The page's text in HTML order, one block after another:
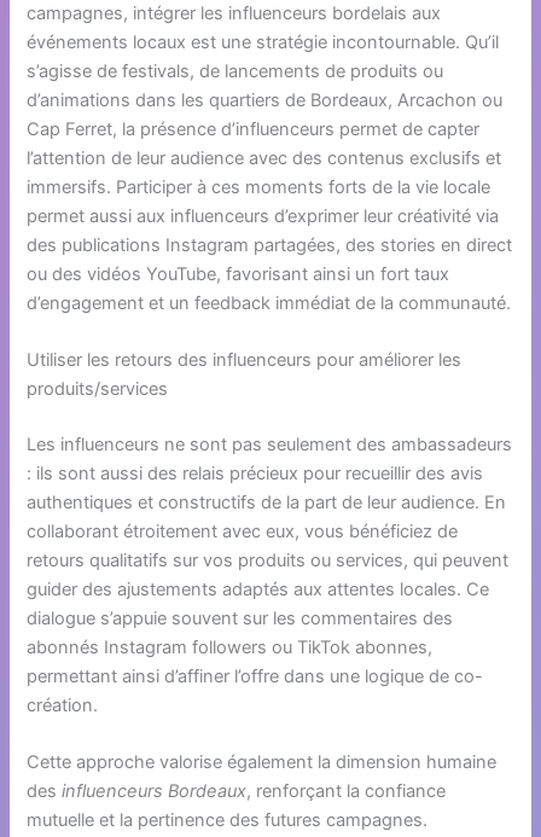
campagnes, intégrer les influenceurs bordelais aux
événements locaux est une stratégie incontournable. Qu’il
s’agisse de festivals, de lancements de produits ou
d’animations dans les quartiers de Bordeaux, Arcachon ou
Cap Ferret, la présence d’influenceurs permet de capter
l’attention de leur audience avec des contenus exclusifs et
immersifs. Participer à ces moments forts de la vie locale
permet aussi aux influenceurs d’exprimer leur créativité via
des publications Instagram partagées, des stories en direct
ou des vidéos YouTube, favorisant ainsi un fort taux
d’engagement et un feedback immédiat de la communauté.
Utiliser les retours des influenceurs pour améliorer les
produits/services
Les influenceurs ne sont pas seulement des ambassadeurs
: ils sont aussi des relais précieux pour recueillir des avis
authentiques et constructifs de la part de leur audience. En
collaborant étroitement avec eux, vous bénéficiez de
retours qualitatifs sur vos produits ou services, qui peuvent
guider des ajustements adaptés aux attentes locales. Ce
dialogue s’appuie souvent sur les commentaires des
abonnés Instagram followers ou TikTok abonnes,
permettant ainsi d’affiner l’offre dans une logique de co-
création.
Cette approche valorise également la dimension humaine
desinfluenceurs Bordeaux, renforçant la confiance
mutuelle et la pertinence des futures campagnes.